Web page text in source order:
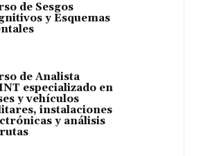
de Sesgos
y Esquemas
de Analista
especializado en
y vehículos
instalaciones
y análisis